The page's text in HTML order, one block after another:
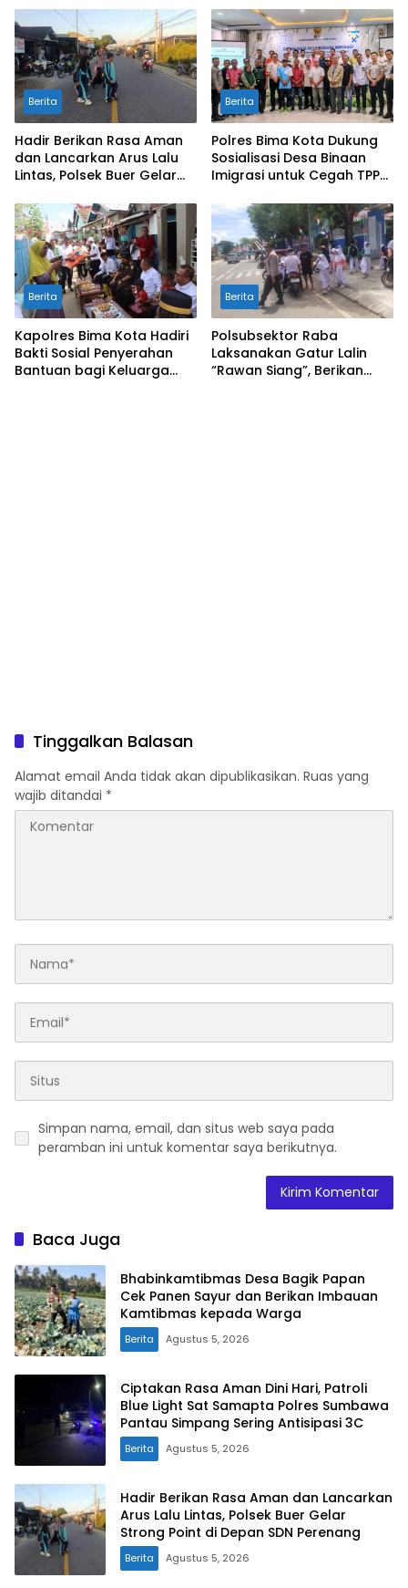
kepada Warga
Antisipasi 3C
Berita
Hadir Berikan Rasa Aman
dan Lancarkan Arus Lalu
Lintas, Polsek Buer Gelar
Perenang
Berita
Polres Bima Kota Dukung
Sosialisasi Desa Binaan
Imigrasi untuk Cegah TPPO
Berita
Kapolres Bima Kota Hadiri
Bakti Sosial Penyerahan
Bantuan bagi Keluarga
Berita
Polsubsektor Raba
Laksanakan Gatur Lalin
“Rawan Siang”, Berikan
Tinggalkan Balasan
Alamat email Anda tidak akan dipublikasikan. Ruas yang
wajib ditandai *
Simpan nama, email, dan situs web saya pada
peramban ini untuk komentar saya berikutnya.
Baca Juga
Bhabinkamtibmas Desa Bagik Papan
Cek Panen Sayur dan Berikan Imbauan
Kamtibmas kepada Warga
Berita Agustus 5, 2026
Ciptakan Rasa Aman Dini Hari, Patroli
Blue Light Sat Samapta Polres Sumbawa
Pantau Simpang Sering Antisipasi 3C
Berita Agustus 5, 2026
Hadir Berikan Rasa Aman dan Lancarkan
Arus Lalu Lintas, Polsek Buer Gelar
Strong Point di Depan SDN Perenang
Berita Agustus 5, 2026